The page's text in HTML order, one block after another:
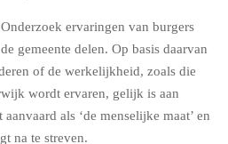
ervaringen van burgers
gemeente delen. Op basis daarvan
of de werkelijkheid, zoals die
wordt ervaren, gelijk is aan
als ‘de menselijke maat’ en
na te streven.